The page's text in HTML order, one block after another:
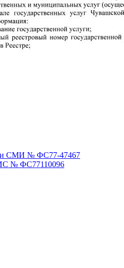
СМИ № ФС77-47467
№ ФС77110096